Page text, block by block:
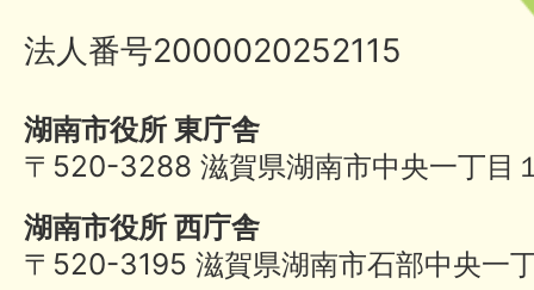
法人番号2000020252115
湖南市役所 東庁舎
〒520-3288 滋賀県湖南市中央一丁目
湖南市役所 西庁舎
〒520-3195 滋賀県湖南市石部中央一